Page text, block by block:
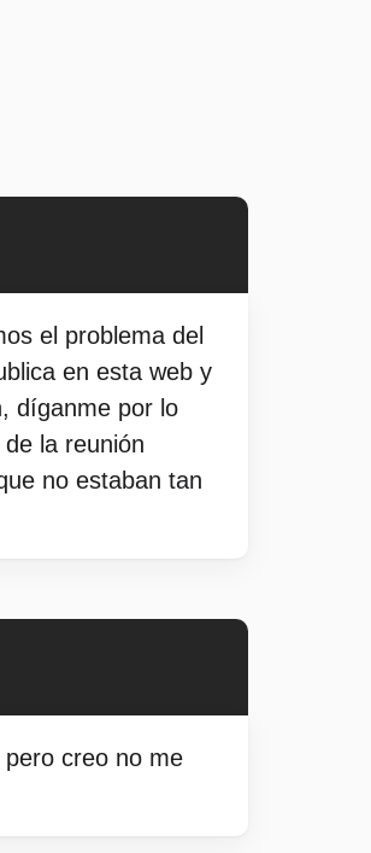
el problema del
en esta web y
díganme por lo
la reunión
no estaban tan
creo no me